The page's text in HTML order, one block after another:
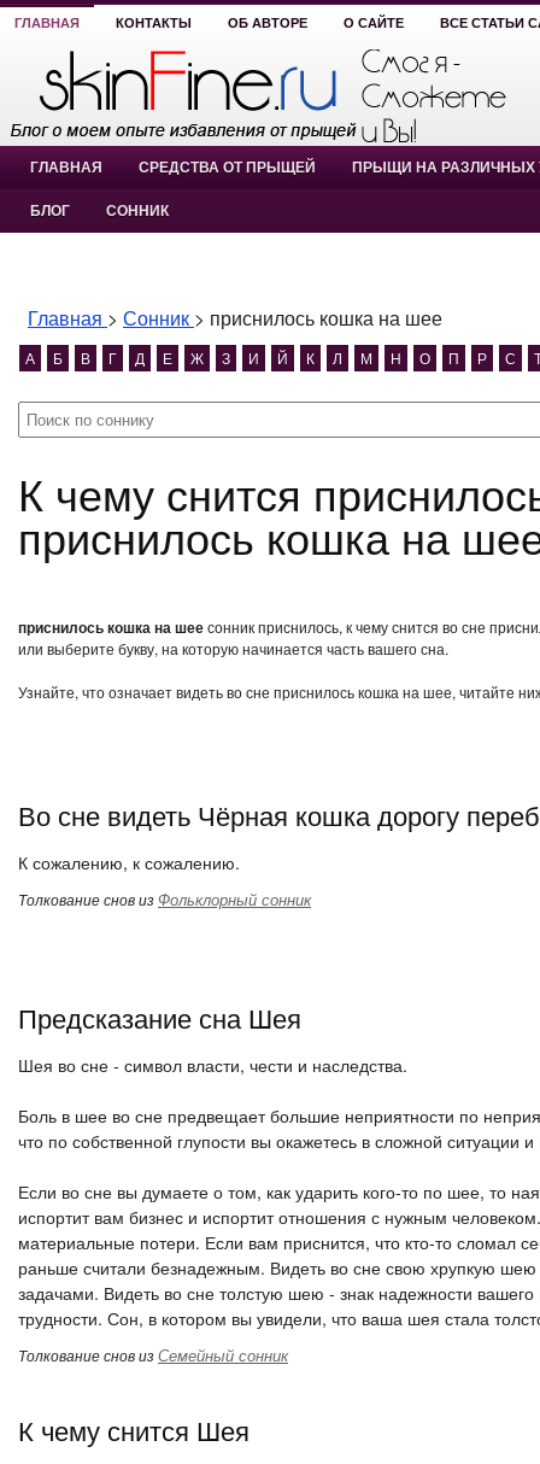
ГЛАВНАЯ КОНТАКТЫ ОБ АВТОРЕ О САЙТЕ ВСЕ СТАТЬИ
ГЛАВНАЯ СРЕДСТВА ОТ ПРЫЩЕЙ ПРЫЩИ НА РАЗЛИЧНЫХ
БЛОГ СОННИК
Главная > Сонник > приснилось кошка на шее
А Б В Г Д Е Ж З И Й К Л М Н О П Р С
К чему снится приснилось кошка на шее?
приснилось кошка на
приснилось кошка на шеесонник приснилось, к чему снится во сне
или выберите букву, на которую начинается часть вашего сна.
Узнайте, что означает видеть во сне приснилось кошка на шее, читайте
Во сне видеть Чёрная кошка дорогу
К сожалению, к сожалению.
Толкование снов изФольклорный сонник
Предсказание сна Шея
Шея во сне - символ власти, чести и наследства.
Боль в шее во сне предвещает большие неприятности по
что по собственной глупости вы окажетесь в сложной ситуации
Если во сне вы думаете о том, как ударить кого-то по шее, то
испортит вам бизнес и испортит отношения с нужным
материальные потери. Если вам приснится, что кто-то сломал
раньше считали безнадежным. Видеть во сне свою хрупкую
задачами. Видеть во сне толстую шею - знак надежности
трудности. Сон, в котором вы увидели, что ваша шея стала
Толкование снов изСемейный сонник
К чему снится Шея